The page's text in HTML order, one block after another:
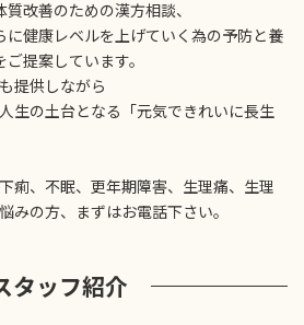
質改善のための漢方相談、
に健康レベルを上げていく為の予防と養
ご提案しています。
提供しながら
生の土台となる「元気できれいに長生
痢、不眠、更年期障害、生理痛、生理
みの方、まずはお電話下さい。
タッフ紹介